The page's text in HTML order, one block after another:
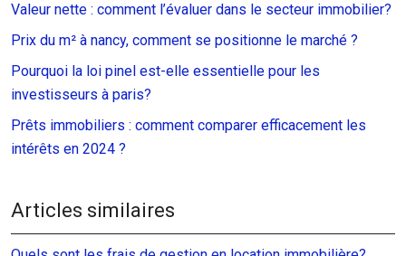
Valeur nette : comment l’évaluer dans le secteur immobilier?
Prix du m² à nancy, comment se positionne le marché ?
Pourquoi la loi pinel est-elle essentielle pour les
investisseurs à paris?
Prêts immobiliers : comment comparer efficacement les
intérêts en 2024 ?
Articles similaires